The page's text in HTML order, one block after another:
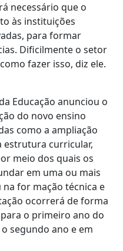
necessário que o
às instituições
para formar
Dificilmente o setor
fazer isso, diz ele.
Educação anunciou o
do novo ensino
como a ampliação
estrutura curricular,
meio dos quais os
em uma ou mais
for mação técnica e
ocorrerá de forma
o primeiro ano do
segundo ano e em